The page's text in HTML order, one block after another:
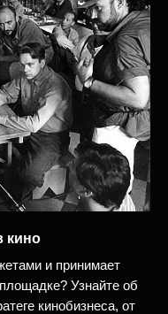
кино
и принимает
Узнайте об
кинобизнеса, от